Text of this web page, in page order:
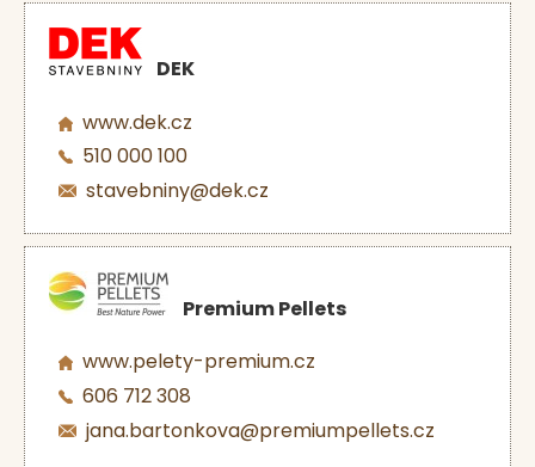
DEK
www.dek.cz
510 000 100
stavebniny@dek.cz
Premium Pellets
www.pelety-premium.cz
606 712 308
jana.bartonkova@premiumpellets.cz